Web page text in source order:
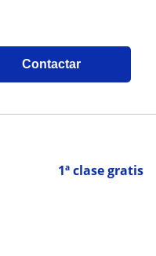
Contactar
1ª clase gratis